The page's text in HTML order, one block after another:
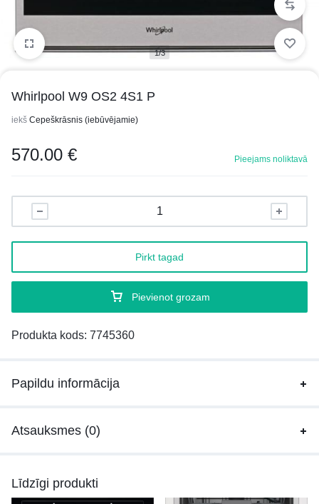
1/3
Whirlpool W9 OS2 4S1 P
iekš Cepeškrāsnis (iebūvējamie)
570.00 € Pieejams noliktavā
Pievienot grozam
Pirkt tagad
Produkta kods: 7745360
Papildu informācija
Atsauksmes (0)
Līdzīgi produkti